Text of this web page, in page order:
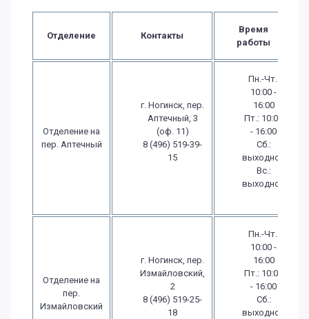
Отделение Контакты
Время
работы
Отделение на
пер. Аптечный
г. Ногинск, пер.
Аптечный, 3
(оф. 11)
8 (496) 519-39-
15
Пн.-Чт.:
10:00 -
16:00
Пт.: 10:00
- 16:00
Сб.:
выходной
Вс.:
выходной
Отделение на
пер.
Измайловский
г. Ногинск, пер.
Измайловский,
2
8 (496) 519-25-
18
Пн.-Чт.:
10:00 -
16:00
Пт.: 10:00
- 16:00
Сб.:
выходной